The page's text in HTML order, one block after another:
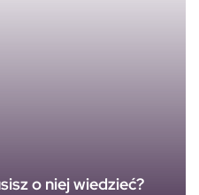
o niej wiedzieć?